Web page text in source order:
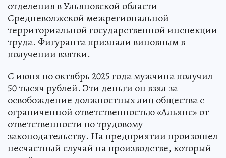
отделения в Ульяновской области
Средневолжской межрегиональной
территориальной государственной инспекции
труда. Фигуранта признали виновным в
получении взятки.
С июня по октябрь 2025 года мужчина получил
50 тысяч рублей. Эти деньги он взял за
освобождение должностных лиц общества с
ограниченной ответственностью «Альянс» от
ответственности по трудовому
законодательству. На предприятии произошел
несчастный случай на производстве, который